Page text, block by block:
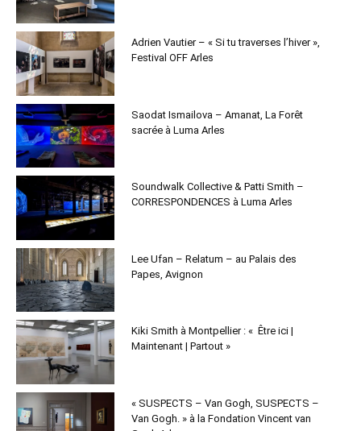
Adrien Vautier – « Si tu traverses l’hiver »,
Festival OFF Arles
Saodat Ismailova – Amanat, La Forêt
sacrée à Luma Arles
Soundwalk Collective & Patti Smith –
CORRESPONDENCES à Luma Arles
Lee Ufan – Relatum – au Palais des
Papes, Avignon
Kiki Smith à Montpellier : « Être ici |
Maintenant | Partout »
« SUSPECTS – Van Gogh, SUSPECTS –
Van Gogh. » à la Fondation Vincent van